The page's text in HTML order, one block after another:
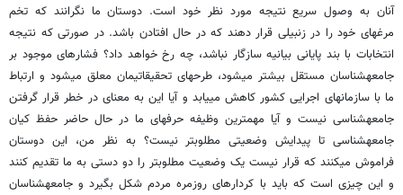
آنان به وصول سریع نتیجه مورد نظر خود است. دوستان ما نگرانند که تخم
مرغ‏های خود را در زنبیلی قرار دهند که در حال افتادن باشد. در صورتی که نتیجه
انتخابات با بند پایانی بیانیه سازگار نباشد، چه رخ خواهد داد؟ فشارهای موجود بر
جامعه‏شناسان مستقل بیشتر می‏شود، طرح‏های تحقیقاتی‏مان معلق می‏شود و ارتباط
ما با سازمان‏های اجرایی کشور کاهش می‏یابد و آیا این به معنای در خطر قرار گرفتن
جامعه‏شناسی نیست و آیا مهم‏ترین وظیفه حرفه‏ای ما در حال حاضر حفظ کیان
جامعه‏شناسی تا پیدایش وضعیتی مطلوب‏تر نیست؟ به نظر من، این دوستان
فراموش می‏کنند که قرار نیست یک وضعیت مطلوب‏تر را دو دستی به ما تقدیم کنند
و این چیزی است که باید با کردارهای روزمره مردم شکل بگیرد و جامعه‏شناسان